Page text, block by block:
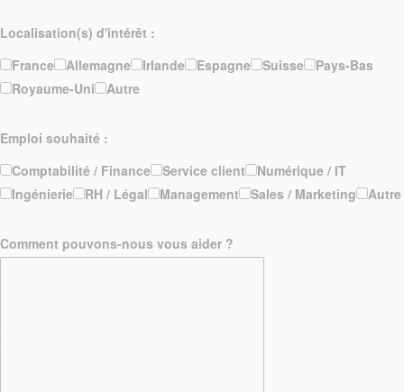
Localisation(s) d'intérêt :
France
Allemagne Irlande Espagne Suisse
Pays-Bas
Royaume-Uni
Autre
Emploi souhaité :
Comptabilité / Finance
Service client
Numérique / IT
Ingénierie
RH / Légal Management Sales / Marketing Autre
Comment pouvons-nous vous aider ?